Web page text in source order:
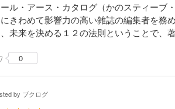
ル・アース・カタログ（かのスティーブ
きわめて影響力の高い雑誌の編集者を務
未来を決める１２の法則ということで、
0
by ブクログ